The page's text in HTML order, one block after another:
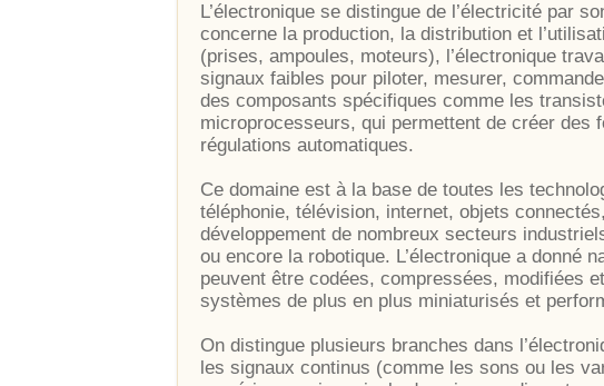
L’électronique se distingue de l’électricité par
concerne la production, la distribution et
(prises, ampoules, moteurs), l’électronique
signaux faibles pour piloter, mesurer,
des composants spécifiques comme les
microprocesseurs, qui permettent de créer des
régulations automatiques.
Ce domaine est à la base de toutes les
téléphonie, télévision, internet, objets
développement de nombreux secteurs
ou encore la robotique. L’électronique a donné
peuvent être codées, compressées, modifiées
systèmes de plus en plus miniaturisés et
On distingue plusieurs branches dans
les signaux continus (comme les sons ou les